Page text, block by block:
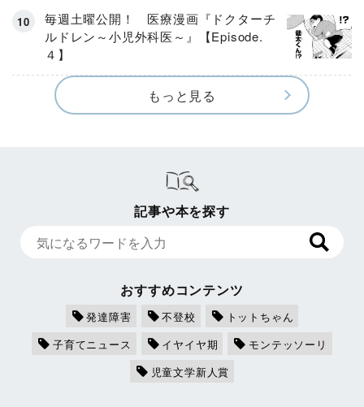
毎週土曜公開！ 医療漫画『ドクターチ
ルドレン～小児外科医～』【Episode.
４】
もっと見る
記事や本を探す
おすすめコンテンツ
発達障害 不登校
トットちゃん
子育てニュース
イヤイヤ期
モンテッソーリ
児童文学新人賞